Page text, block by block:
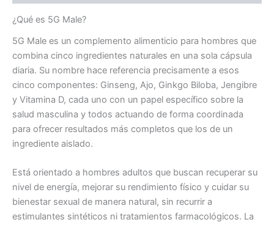
¿Qué es 5G Male?
5G Male es un complemento alimenticio para hombres que
combina cinco ingredientes naturales en una sola cápsula
diaria. Su nombre hace referencia precisamente a esos
cinco componentes: Ginseng, Ajo, Ginkgo Biloba, Jengibre
y Vitamina D, cada uno con un papel específico sobre la
salud masculina y todos actuando de forma coordinada
para ofrecer resultados más completos que los de un
ingrediente aislado.
Está orientado a hombres adultos que buscan recuperar su
nivel de energía, mejorar su rendimiento físico y cuidar su
bienestar sexual de manera natural, sin recurrir a
estimulantes sintéticos ni tratamientos farmacológicos. La